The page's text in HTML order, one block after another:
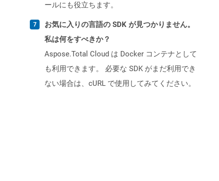
ールにも役立ちます。
お気に入りの言語の SDK が見つかりません。
私は何をすべきか？
Aspose.Total Cloud は Docker コンテナとして
も利用できます。 必要な SDK がまだ利用でき
ない場合は、cURL で使用してみてください。